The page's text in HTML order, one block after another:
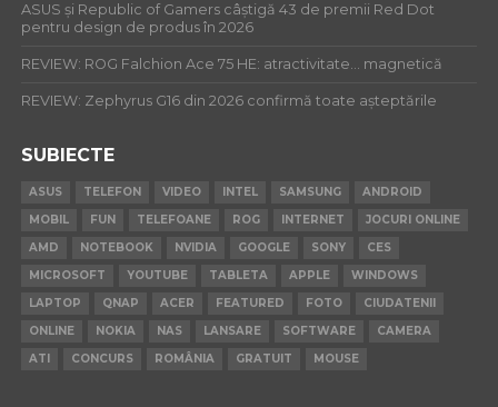
ASUS și Republic of Gamers câștigă 43 de premii Red Dot
pentru design de produs în 2026
REVIEW: ROG Falchion Ace 75 HE: atractivitate… magnetică
REVIEW: Zephyrus G16 din 2026 confirmă toate așteptările
SUBIECTE
ASUS TELEFON VIDEO INTEL SAMSUNG
ANDROID
MOBIL
FUN TELEFOANE ROG INTERNET
JOCURI ONLINE
AMD
NOTEBOOK NVIDIA GOOGLE SONY
CES
MICROSOFT
YOUTUBE TABLETA APPLE
WINDOWS
LAPTOP
QNAP ACER FEATURED FOTO
CIUDATENII
ONLINE
NOKIA NAS LANSARE SOFTWARE
CAMERA
ATI
CONCURS ROMÂNIA GRATUIT MOUSE